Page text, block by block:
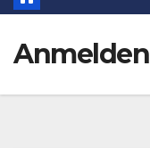
Anmelden